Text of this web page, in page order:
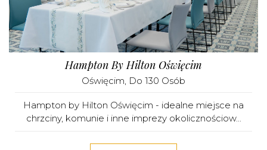
Hampton By Hilton Oświęcim
Oświęcim, Do 130 Osób
Hampton by Hilton Oświęcim - idealne miejsce na
chrzciny, komunie i inne imprezy okolicznościow...